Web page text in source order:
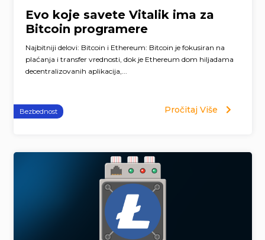
Evo koje savete Vitalik ima za
Bitcoin programere
Najbitniji delovi: Bitcoin i Ethereum: Bitcoin je fokusiran na
plaćanja i transfer vrednosti, dok je Ethereum dom hiljadama
decentralizovanih aplikacija,...
Bezbednost Pročitaj Više